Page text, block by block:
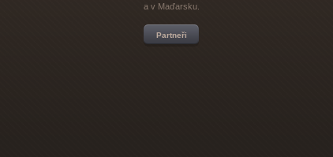
a v Maďarsku.
Partneři